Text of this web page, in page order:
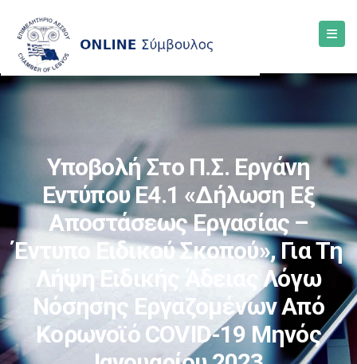
Υποβολή Στο Π.Σ. Εργάνη
Εντύπου Ε4.1 «Δήλωση Εξ
Αποστάσεως Εργασίας –
Έντυπο Ειδικού Σκοπού», Για Τη
Λήψη Ειδικής Άδειας Λόγω
Νόσησης Εργαζομένων Από
Κορωνοϊό COVID-19 Μηνός